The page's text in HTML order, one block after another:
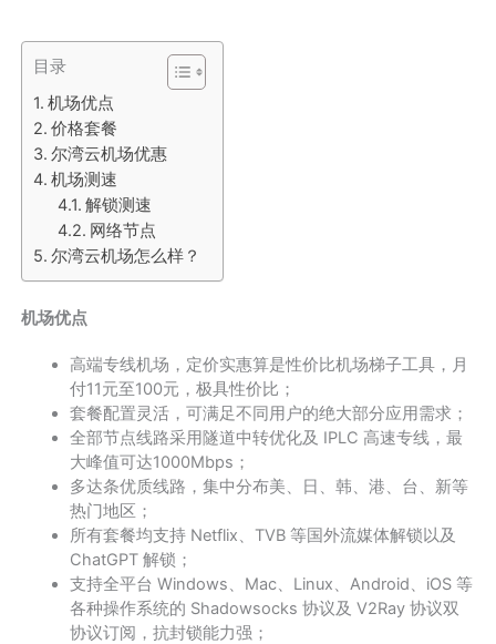
目录
机场优点
价格套餐
尔湾云机场优惠
机场测速
解锁测速
网络节点
尔湾云机场怎么样？
机场优点
高端专线机场，定价实惠算是性价比机场梯子工具，月
付11元至100元，极具性价比；
套餐配置灵活，可满足不同用户的绝大部分应用需求；
全部节点线路采用隧道中转优化及 IPLC 高速专线，最
大峰值可达1000Mbps；
多达条优质线路，集中分布美、日、韩、港、台、新等
热门地区；
所有套餐均支持 Netflix、TVB 等国外流媒体解锁以及
ChatGPT 解锁；
支持全平台 Windows、Mac、Linux、Android、iOS 等
各种操作系统的 Shadowsocks 协议及 V2Ray 协议双
协议订阅，抗封锁能力强；